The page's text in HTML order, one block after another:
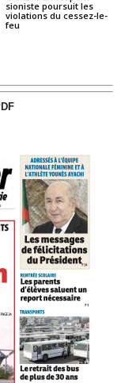
sioniste poursuit les
violations du cessez-le-
feu